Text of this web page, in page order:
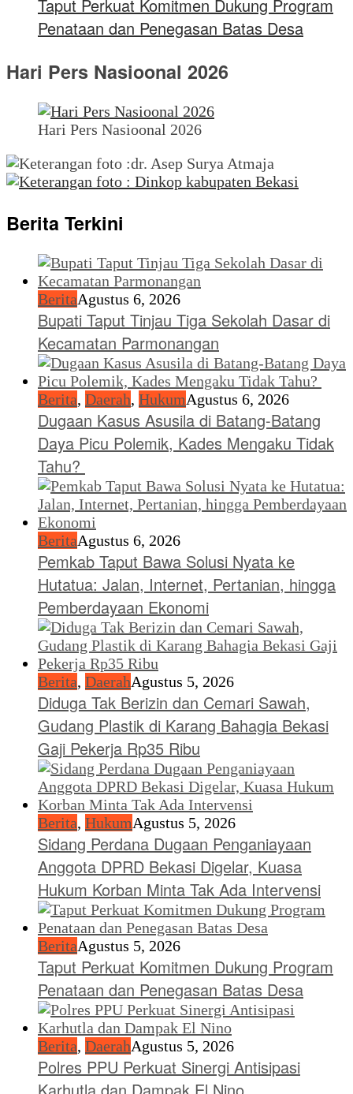
Taput Perkuat Komitmen Dukung Program
Penataan dan Penegasan Batas Desa
Hari Pers Nasioonal 2026
Hari Pers Nasioonal 2026
Berita Terkini
BeritaAgustus 6, 2026
Bupati Taput Tinjau Tiga Sekolah Dasar di
Kecamatan Parmonangan
Berita, Daerah, HukumAgustus 6, 2026
Dugaan Kasus Asusila di Batang-Batang
Daya Picu Polemik, Kades Mengaku Tidak
Tahu?
BeritaAgustus 6, 2026
Pemkab Taput Bawa Solusi Nyata ke
Hutatua: Jalan, Internet, Pertanian, hingga
Pemberdayaan Ekonomi
Berita, DaerahAgustus 5, 2026
Diduga Tak Berizin dan Cemari Sawah,
Gudang Plastik di Karang Bahagia Bekasi
Gaji Pekerja Rp35 Ribu
Berita, HukumAgustus 5, 2026
Sidang Perdana Dugaan Penganiayaan
Anggota DPRD Bekasi Digelar, Kuasa
Hukum Korban Minta Tak Ada Intervensi
BeritaAgustus 5, 2026
Taput Perkuat Komitmen Dukung Program
Penataan dan Penegasan Batas Desa
Berita, DaerahAgustus 5, 2026
Polres PPU Perkuat Sinergi Antisipasi